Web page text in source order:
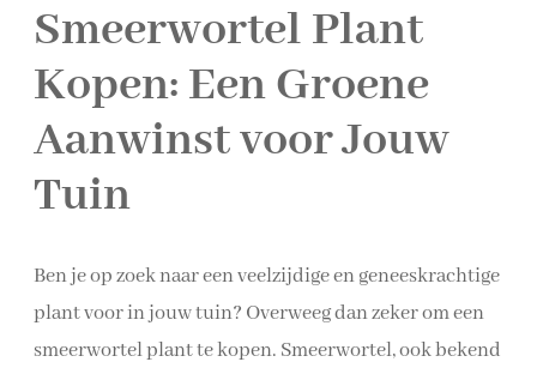
Smeerwortel Plant
Kopen: Een Groene
Aanwinst voor Jouw
Tuin
Ben je op zoek naar een veelzijdige en geneeskrachtige
plant voor in jouw tuin? Overweeg dan zeker om een
smeerwortel plant te kopen. Smeerwortel, ook bekend